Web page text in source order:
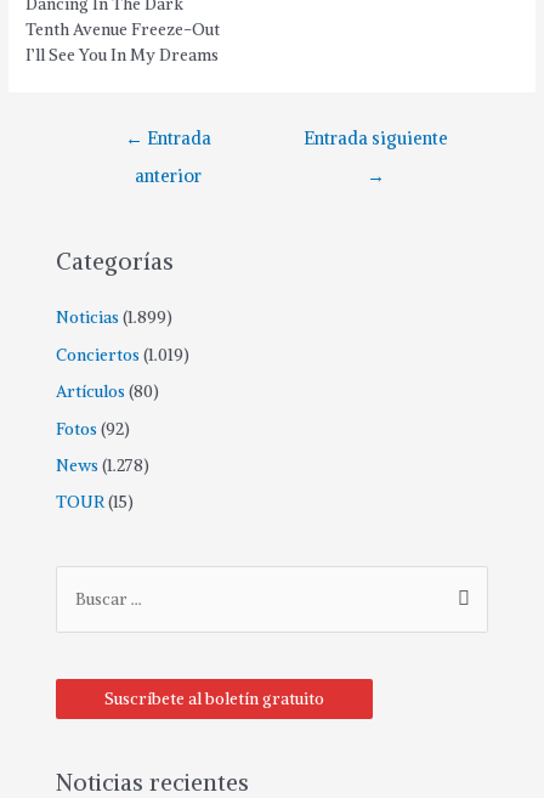
Tenth Avenue Freeze-Out
I’ll See You In My Dreams
Navegación
← Entrada
anterior
Entrada siguiente
→
Categorías
Noticias (1.899)
Conciertos (1.019)
Artículos (80)
Fotos (92)
News (1.278)
TOUR(15)
c
a
p
Suscríbete al boletín gratuito
Noticias recientes